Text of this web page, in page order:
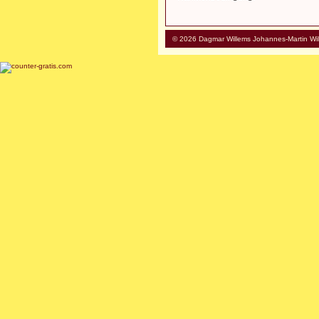
© 2026 Dagmar Willems Johannes-Martin